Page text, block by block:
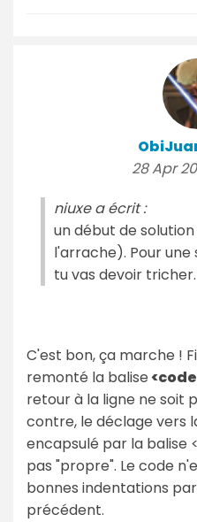
28 Apr
niuxe a écrit :
un début de solution
l'arrache). Pour une
tu vas devoir tricher.
C'est bon, ça marche !
remonté la balise
retour à la ligne ne soit
contre, le déclage vers
encapsulé par la balise
pas "propre". Le code
bonnes indentations
précédent.